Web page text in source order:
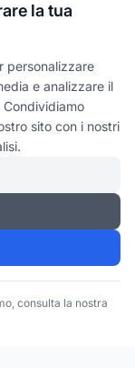
la tua
personalizzare
e analizzare il
sito con i nostri
consulta la nostra